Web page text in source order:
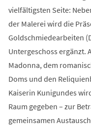
vielfältigsten Seite:
der Malerei wird die
Goldschmiedearbeiten
Untergeschoss ergänzt.
Madonna, dem
Doms und den
Kaiserin Kunigundes
Raum gegeben – zur
gemeinsamen